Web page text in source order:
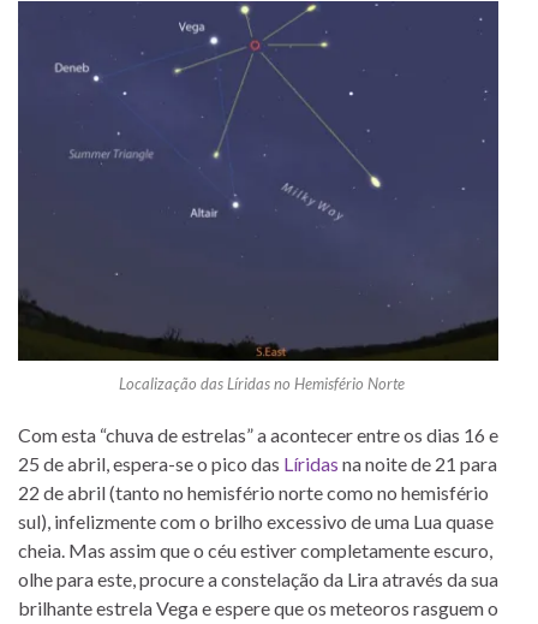
Localização das Líridas no Hemisfério Norte
Com esta “chuva de estrelas” a acontecer entre os dias 16 e
25 de abril, espera-se o pico das Líridas na noite de 21 para
22 de abril (tanto no hemisfério norte como no hemisfério
sul), infelizmente com o brilho excessivo de uma Lua quase
cheia. Mas assim que o céu estiver completamente escuro,
olhe para este, procure a constelação da Lira através da sua
brilhante estrela Vega e espere que os meteoros rasguem o